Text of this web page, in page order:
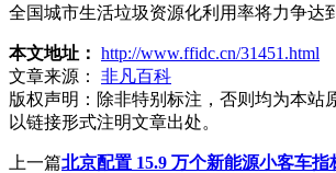
全国城市生活垃圾资源化利用率将力争达
本文地址： http://www.ffidc.cn/31451.html
文章来源：
非凡百科
版权声明： 除非特别标注，否则均为本站
以链接形式注明文章出处。
上一篇北京配置 15.9 万个新能源小客车